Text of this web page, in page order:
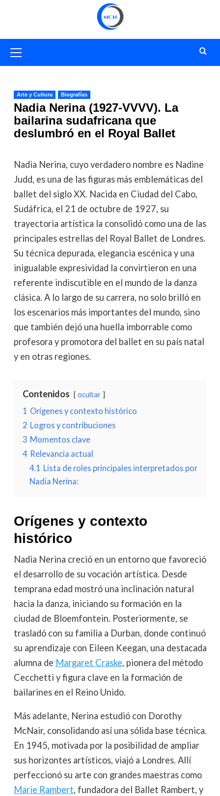
primario
Arte y Cultura Biografías
Nadia Nerina (1927-VVVV). La
bailarina sudafricana que
deslumbró en el Royal Ballet
Nadia Nerina, cuyo verdadero nombre es Nadine
Judd, es una de las figuras más emblemáticas del
ballet del siglo XX. Nacida en Ciudad del Cabo,
Sudáfrica, el 21 de octubre de 1927, su
trayectoria artística la consolidó como una de las
principales estrellas del Royal Ballet de Londres.
Su técnica depurada, elegancia escénica y una
inigualable expresividad la convirtieron en una
referente indiscutible en el mundo de la danza
clásica. A lo largo de su carrera, no solo brilló en
los escenarios más importantes del mundo, sino
que también dejó una huella imborrable como
profesora y promotora del ballet en su país natal
y en otras regiones.
Contenidos ocultar
1 Orígenes y contexto histórico
2 Logros y contribuciones
3 Momentos clave
4 Relevancia actual
4.1 Lista de roles principales interpretados por
Nadia Nerina:
Orígenes y contexto
histórico
Nadia Nerina creció en un entorno que favoreció
el desarrollo de su vocación artística. Desde
temprana edad mostró una inclinación natural
hacia la danza, iniciando su formación en la
ciudad de Bloemfontein. Posteriormente, se
trasladó con su familia a Durban, donde continuó
su aprendizaje con Eileen Keegan, una destacada
alumna de Margaret Craske, pionera del método
Cecchetti y figura clave en la formación de
bailarines en el Reino Unido.
Más adelante, Nerina estudió con Dorothy
McNair, consolidando así una sólida base técnica.
En 1945, motivada por la posibilidad de ampliar
sus horizontes artísticos, viajó a Londres. Allí
perfeccionó su arte con grandes maestras como
Marie Rambert, fundadora del Ballet Rambert, y